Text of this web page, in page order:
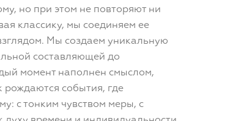
но при этом не повторяют ни
классику, мы соединяем ее
Мы создаем уникальную
составляющей до
момент наполнен смыслом,
рождаются события, где
с тонким чувством меры, с